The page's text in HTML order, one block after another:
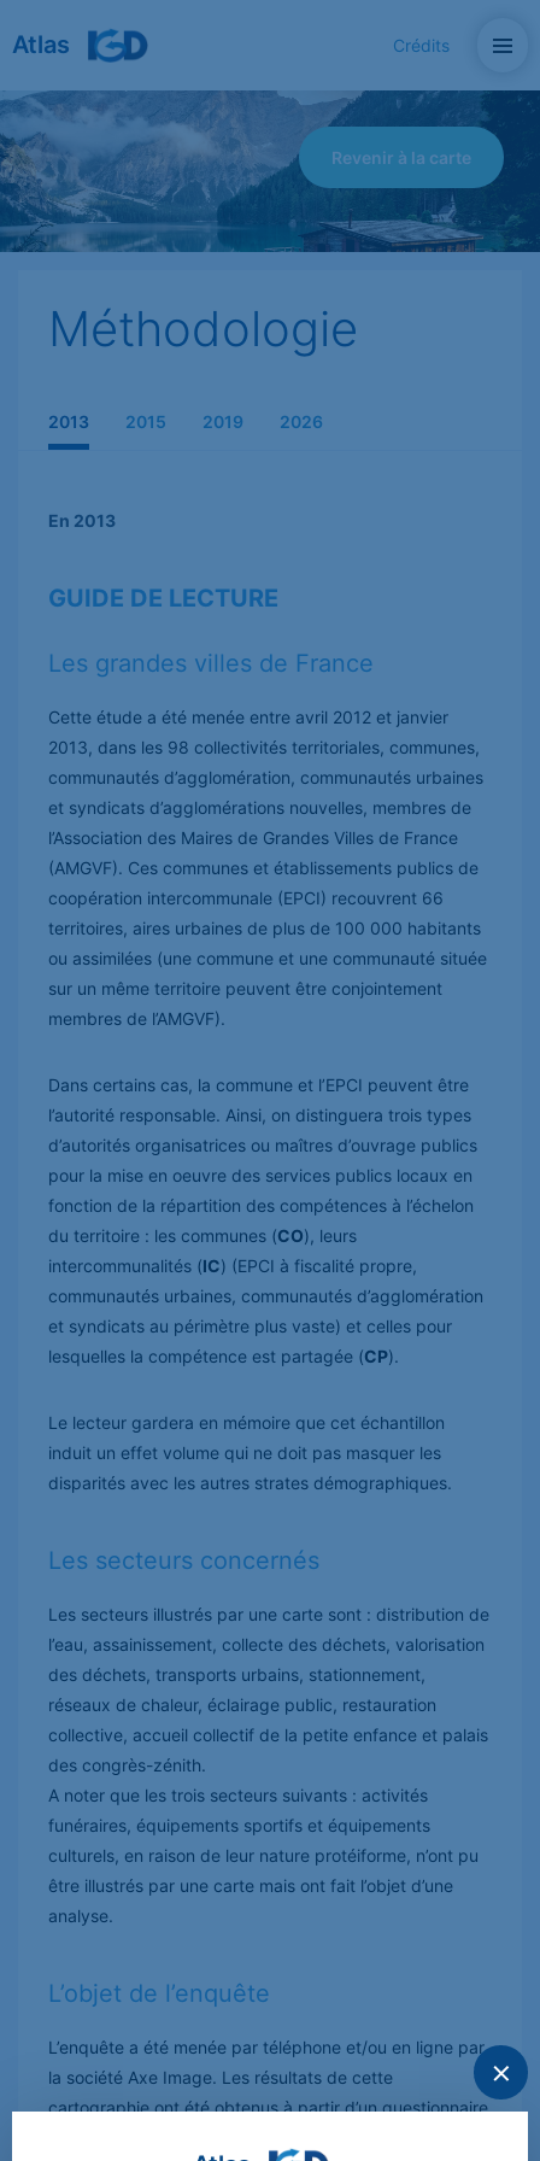
Atlas Crédits
Revenir à la carte
Méthodologie
2013 2015 2019 2026
En 2013
GUIDE DE LECTURE
Les grandes villes de France
Cette étude a été menée entre avril 2012 et janvier
2013, dans les 98 collectivités territoriales, communes,
communautés d’agglomération, communautés urbaines
et syndicats d’agglomérations nouvelles, membres de
l’Association des Maires de Grandes Villes de France
(AMGVF). Ces communes et établissements publics de
coopération intercommunale (EPCI) recouvrent 66
territoires, aires urbaines de plus de 100 000 habitants
ou assimilées (une commune et une communauté située
sur un même territoire peuvent être conjointement
membres de l’AMGVF).
Dans certains cas, la commune et l’EPCI peuvent être
l’autorité responsable. Ainsi, on distinguera trois types
d’autorités organisatrices ou maîtres d’ouvrage publics
pour la mise en oeuvre des services publics locaux en
fonction de la répartition des compétences à l’échelon
du territoire : les communes (CO), leurs
intercommunalités (IC) (EPCI à fiscalité propre,
communautés urbaines, communautés d’agglomération
et syndicats au périmètre plus vaste) et celles pour
lesquelles la compétence est partagée (CP).
Le lecteur gardera en mémoire que cet échantillon
induit un effet volume qui ne doit pas masquer les
disparités avec les autres strates démographiques.
Les secteurs concernés
Les secteurs illustrés par une carte sont : distribution de
l’eau, assainissement, collecte des déchets, valorisation
des déchets, transports urbains, stationnement,
réseaux de chaleur, éclairage public, restauration
collective, accueil collectif de la petite enfance et palais
des congrès-zénith.
A noter que les trois secteurs suivants : activités
funéraires, équipements sportifs et équipements
culturels, en raison de leur nature protéiforme, n’ont pu
être illustrés par une carte mais ont fait l’objet d’une
analyse.
L’objet de l’enquête
L’enquête a été menée par téléphone et/ou en ligne par
la société Axe Image. Les résultats de cette
cartographie ont été obtenus à partir d’un questionnaire